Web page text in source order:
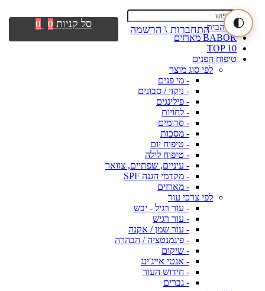
🌓דף הבית
BABOR מארזים
TOP 10
טיפוח הפנים
לפי סוג מוצר
- מי פנים
- ניקוי / סבונים
- פילינגים
- לחויות
- סרומים
- מסכות
- טיפוח יום
- טיפוח לילה
- עיניים, שפתיים, צוואר
- מקדמי הגנה SPF
- מארזים
לפי צרכי עור
- עור רגיל - יבש
- עור רגיש
- עור שמן / אקנה
- פיגמנטציה / הבהרה
- שיקום
- אנטי אייג'ינג
- חידוש העור
- גברים
התחברות \ הרשמה סל קניות 0
0